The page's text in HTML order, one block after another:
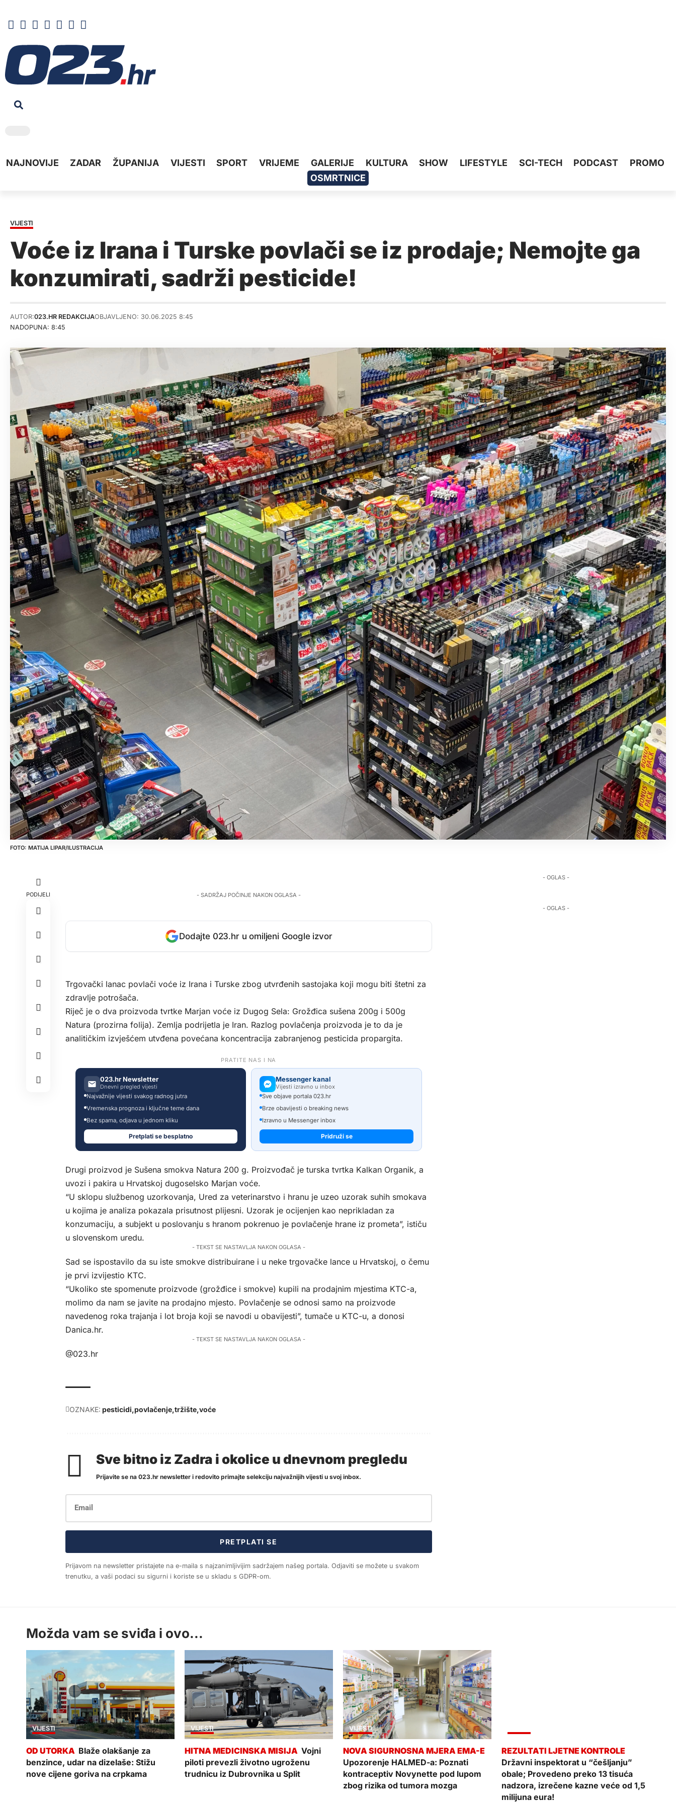
NAJNOVIJE ZADAR ŽUPANIJA VIJESTI SPORT VRIJEME GALERIJE KULTURA SHOW LIFESTYLE SCI-TECH PODCAST
PROMO
OSMRTNICE
VIJESTI
Voće iz Irana i Turske povlači se iz prodaje; Nemojte ga
konzumirati, sadrži pesticide!
NADOPUNA: 8:45
AUTOR:023.HR REDAKCIJAOBJAVLJENO: 30.06.2025 8:45
MATIJA LIPAR/ILUSTRACIJA
PODIJELI - SADRŽAJ POČINJE NAKON OGLASA -
Dodajte 023.hr u omiljeni Google izvor
Trgovački lanac povlači voće iz Irana i Turske zbog utvrđenih sastojaka koji mogu biti štetni za
zdravlje potrošača.
Riječ je o dva proizvoda tvrtke Marjan voće iz Dugog Sela: Grožđica sušena 200g i 500g
Natura (prozirna folija). Zemlja podrijetla je Iran. Razlog povlačenja proizvoda je to da je
analitičkim izvješćem utvđena povećana koncentracija zabranjenog pesticida propargita.
PRATITE NAS I NA
023.hr Newsletter
Dnevni pregled vijesti
Najvažnije vijesti svakog radnog jutra
Vremenska prognoza i ključne teme dana
Bez spama, odjava u jednom kliku
Pretplati se besplatno
Messenger kanal
Vijesti izravno u inbox
Sve objave portala 023.hr
Brze obavijesti o breaking news
Izravno u Messenger inbox
Pridruži se
Drugi proizvod je Sušena smokva Natura 200 g. Proizvođač je turska tvrtka Kalkan Organik, a
uvozi i pakira u Hrvatskoj dugoselsko Marjan voće.
“U sklopu službenog uzorkovanja, Ured za veterinarstvo i hranu je uzeo uzorak suhih smokava
u kojima je analiza pokazala prisutnost plijesni. Uzorak je ocijenjen kao neprikladan za
konzumaciju, a subjekt u poslovanju s hranom pokrenuo je povlačenje hrane iz prometa”, ističu
u slovenskom uredu.
- TEKST SE NASTAVLJA NAKON OGLASA -
Sad se ispostavilo da su iste smokve distribuirane i u neke trgovačke lance u Hrvatskoj, o čemu
je prvi izvijestio KTC.
“Ukoliko ste spomenute proizvode (grožđice i smokve) kupili na prodajnim mjestima KTC-a,
molimo da nam se javite na prodajno mjesto. Povlačenje se odnosi samo na proizvode
navedenog roka trajanja i lot broja koji se navodi u obavijesti”, tumače u KTC-u, a donosi
Danica.hr.
- TEKST SE NASTAVLJA NAKON OGLASA -
@023.hr
OZNAKE: pesticidi povlačenje tržište voće
Sve bitno iz Zadra i okolice u dnevnom pregledu
Prijavite se na 023.hr newsletter i redovito primajte selekciju najvažnijih vijesti u svoj inbox.
PRETPLATI SE
Prijavom na newsletter pristajete na e-maila s najzanimljivijim sadržajem našeg portala. Odjaviti se možete u svakom
trenutku, a vaši podaci su sigurni i koriste se u skladu s GDPR-om.
- OGLAS -
- OGLAS -
Možda vam se sviđa i ovo...
VIJESTI
Blaže olakšanje za
benzince, udar na dizelaše: Stižu
nove cijene goriva na crpkama
VIJESTI
Vojni
piloti prevezli životno ugroženu
trudnicu iz Dubrovnika u Split
VIJESTI
Upozorenje HALMED-a: Poznati
kontraceptiv Novynette pod lupom
zbog rizika od tumora mozga
Državni inspektorat u “češljanju”
obale; Provedeno preko 13 tisuća
nadzora, izrečene kazne veće od 1,5
milijuna eura!